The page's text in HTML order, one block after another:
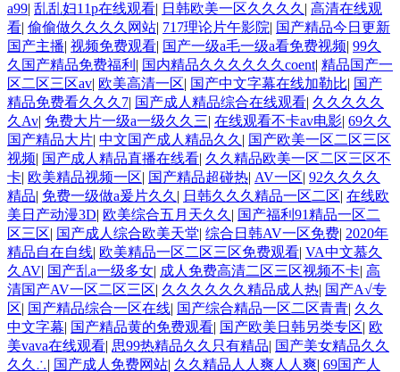
a99| 乱乱妇11p在线观看| 日韩欧美一区久久久久 | 高清在线观
看| 偷偷做久久久久网站| 717理论片午影院| 国产精品今日更新
国产主播| 视频免费观看| 国产一级a毛一级a看免费视频| 99久
久国产精品免费福利 | 国内精品久久久久久久coent| 精品国产一
区二区三区av| 欧美高清一区| 国产中文字幕在线加勒比| 国产
精品免费看久久久7| 国产成人精品综合在线观看| 久久久久久
久Av| 免费大片一级a一级久久三| 在线观看不卡av电影| 69久久
国产精品大片| 中文国产成人精品久久 | 国产欧美一区二区三区
视频| 国产成人精品直播在线看| 久久精品欧美一区二区三区不
卡| 欧美精品视频一区| 国产精品超碰热| AV一区| 92久久久久
精品| 免费一级做a爰片久久 | 日韩久久久精品一区二区| 在线欧
美日产动漫3D| 欧美综合五月天久久 | 国产福利91精品一区二
区三区| 国产成人综合欧美天堂| 综合日韩AV一区免费| 2020年
精品自在自线| 欧美精品一区二区三区免费观看| VA中文慕久
久AV| 国产乱a一级多女| 成人免费高清二区三区视频不卡| 高
清国产AV一区二区三区| 久久久久久久精品成人热| 国产A√专
区| 国产精品综合一区在线| 国产综合精品一区二区青青| 久久
中文字幕| 国产精品黄的免费观看| 国产欧美日韩另类专区| 欧
美vava在线观看| 思99热精品久久只有精品| 国产美女精品久久
久久∴| 国产成人免费网站| 久久精品人人爽人人爽| 69国产人